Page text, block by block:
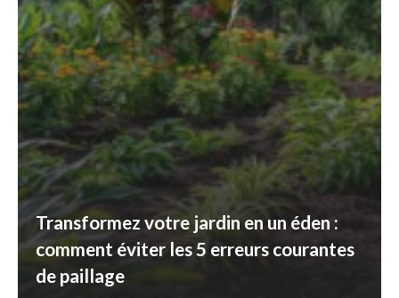
Transformez votre jardin en un éden :
comment éviter les 5 erreurs courantes
de paillage